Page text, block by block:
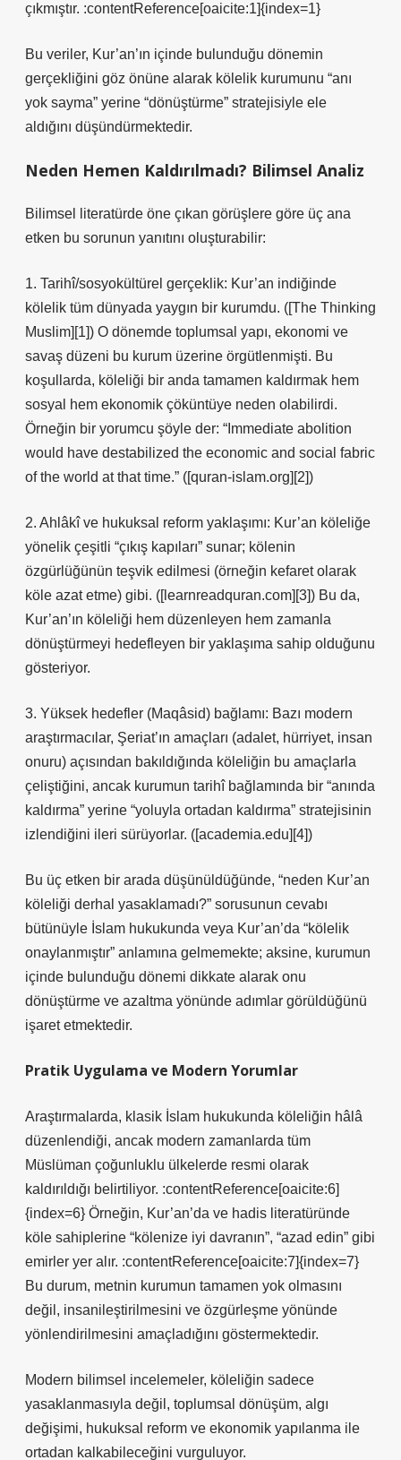
çıkmıştır. :contentReference[oaicite:1]{index=1}
Bu veriler, Kur’an’ın içinde bulunduğu dönemin
gerçekliğini göz önüne alarak kölelik kurumunu “anı
yok sayma” yerine “dönüştürme” stratejisiyle ele
aldığını düşündürmektedir.
Neden Hemen Kaldırılmadı? Bilimsel Analiz
Bilimsel literatürde öne çıkan görüşlere göre üç ana
etken bu sorunun yanıtını oluşturabilir:
1. Tarihî/sosyokültürel gerçeklik: Kur’an indiğinde
kölelik tüm dünyada yaygın bir kurumdu. ([The Thinking
Muslim][1]) O dönemde toplumsal yapı, ekonomi ve
savaş düzeni bu kurum üzerine örgütlenmişti. Bu
koşullarda, köleliği bir anda tamamen kaldırmak hem
sosyal hem ekonomik çöküntüye neden olabilirdi.
Örneğin bir yorumcu şöyle der: “Immediate abolition
would have destabilized the economic and social fabric
of the world at that time.” ([quran-islam.org][2])
2. Ahlâkî ve hukuksal reform yaklaşımı: Kur’an köleliğe
yönelik çeşitli “çıkış kapıları” sunar; kölenin
özgürlüğünün teşvik edilmesi (örneğin kefaret olarak
köle azat etme) gibi. ([learnreadquran.com][3]) Bu da,
Kur’an’ın köleliği hem düzenleyen hem zamanla
dönüştürmeyi hedefleyen bir yaklaşıma sahip olduğunu
gösteriyor.
3. Yüksek hedefler (Maqâsid) bağlamı: Bazı modern
araştırmacılar, Şeriat’ın amaçları (adalet, hürriyet, insan
onuru) açısından bakıldığında köleliğin bu amaçlarla
çeliştiğini, ancak kurumun tarihî bağlamında bir “anında
kaldırma” yerine “yoluyla ortadan kaldırma” stratejisinin
izlendiğini ileri sürüyorlar. ([academia.edu][4])
Bu üç etken bir arada düşünüldüğünde, “neden Kur’an
köleliği derhal yasaklamadı?” sorusunun cevabı
bütünüyle İslam hukukunda veya Kur’an’da “kölelik
onaylanmıştır” anlamına gelmemekte; aksine, kurumun
içinde bulunduğu dönemi dikkate alarak onu
dönüştürme ve azaltma yönünde adımlar görüldüğünü
işaret etmektedir.
Pratik Uygulama ve Modern Yorumlar
Araştırmalarda, klasik İslam hukukunda köleliğin hâlâ
düzenlendiği, ancak modern zamanlarda tüm
Müslüman çoğunluklu ülkelerde resmi olarak
kaldırıldığı belirtiliyor. :contentReference[oaicite:6]
{index=6} Örneğin, Kur’an’da ve hadis literatüründe
köle sahiplerine “kölenize iyi davranın”, “azad edin” gibi
emirler yer alır. :contentReference[oaicite:7]{index=7}
Bu durum, metnin kurumun tamamen yok olmasını
değil, insanileştirilmesini ve özgürleşme yönünde
yönlendirilmesini amaçladığını göstermektedir.
Modern bilimsel incelemeler, köleliğin sadece
yasaklanmasıyla değil, toplumsal dönüşüm, algı
değişimi, hukuksal reform ve ekonomik yapılanma ile
ortadan kalkabileceğini vurguluyor.